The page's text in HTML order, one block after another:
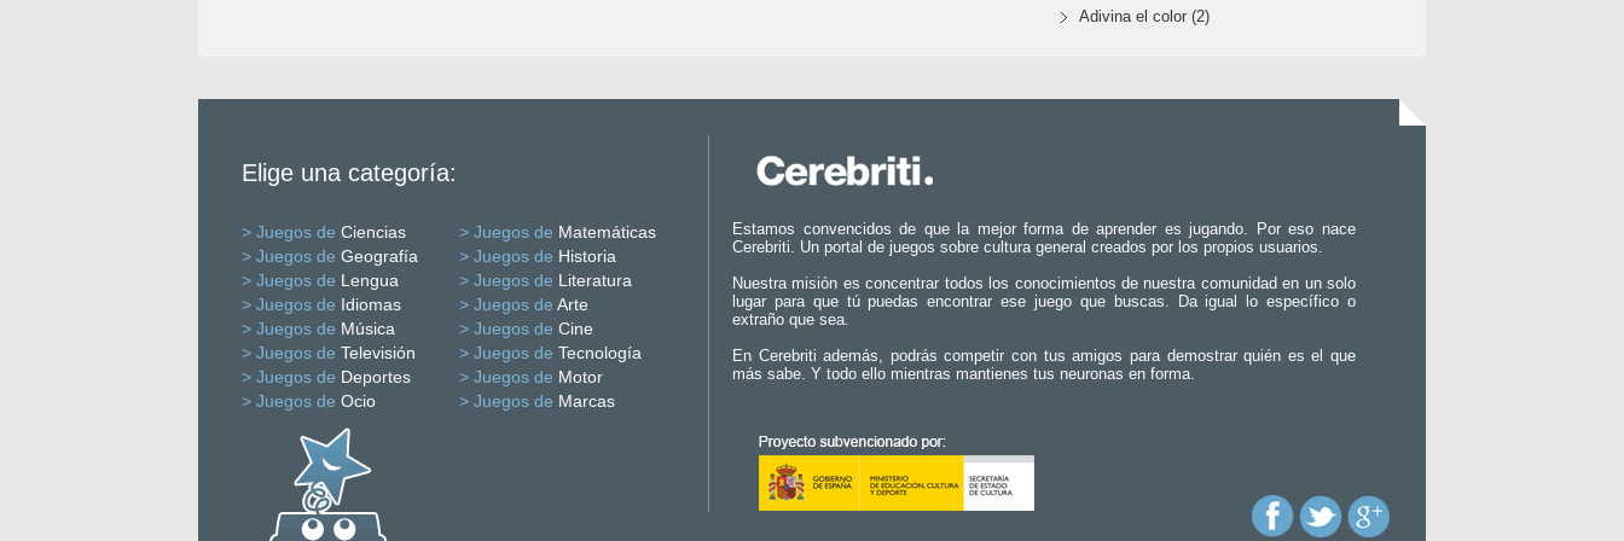
Adivina el color (2)
Elige una categoría:
> Juegos de Ciencias > Juegos de Matemáticas
> Juegos de Geografía > Juegos de Historia
> Juegos de Lengua > Juegos de Literatura
> Juegos de Idiomas > Juegos de Arte
> Juegos de Música > Juegos de Cine
> Juegos de Televisión > Juegos de Tecnología
> Juegos de Deportes > Juegos de Motor
> Juegos de Ocio > Juegos de Marcas
Estamos convencidos de que la mejor forma de aprender es jugando. Por eso nace
Cerebriti. Un portal de juegos sobre cultura general creados por los propios usuarios.
Nuestra misión es concentrar todos los conocimientos de nuestra comunidad en un solo
lugar para que tú puedas encontrar ese juego que buscas. Da igual lo específico o
extraño que sea.
En Cerebriti además, podrás competir con tus amigos para demostrar quién es el que
más sabe. Y todo ello mientras mantienes tus neuronas en forma.